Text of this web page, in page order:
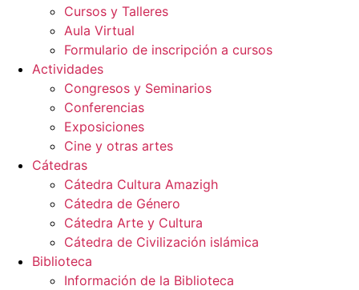
Cursos y Talleres
Aula Virtual
Formulario de inscripción a cursos
Actividades
Congresos y Seminarios
Conferencias
Exposiciones
Cine y otras artes
Cátedras
Cátedra Cultura Amazigh
Cátedra de Género
Cátedra Arte y Cultura
Cátedra de Civilización islámica
Biblioteca
Información de la Biblioteca